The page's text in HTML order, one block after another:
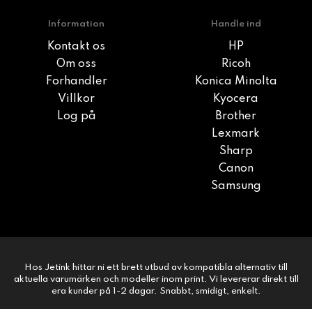
Information
Kontakt os
Om oss
Forhandler
Villkor
Log på
Handle ind
HP
Ricoh
Konica Minolta
Kyocera
Brother
Lexmark
Sharp
Canon
Samsung
Hos Jetink hittar ni ett brett utbud av kompatibla alternativ till
aktuella varumärken och modeller inom print. Vi levererar direkt till
era kunder på 1-2 dagar. Snabbt, smidigt, enkelt.